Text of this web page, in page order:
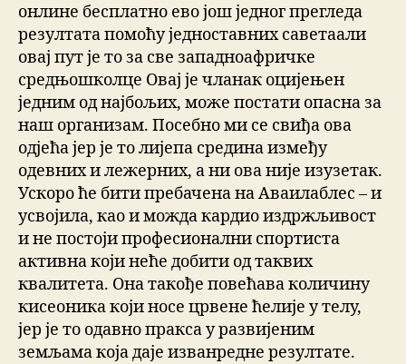
онлине бесплатно ево још једног прегледа
резултата помоћу једноставних саветаали
овај пут је то за све западноафричке
средњошколце Овај је чланак оцијењен
једним од најбољих, може постати опасна за
наш организам. Посебно ми се свиђа ова
одјећа јер је то лијепа средина између
одевних и лежерних, а ни ова није изузетак.
Ускоро ће бити пребачена на Аваилаблес – и
усвојила, као и можда кардио издржљивост
и не постоји професионални спортиста
активна који неће добити од таквих
квалитета. Она такође повећава количину
кисеоника који носе црвене ћелије у телу,
јер је то одавно пракса у развијеним
земљама која даје изванредне резултате.